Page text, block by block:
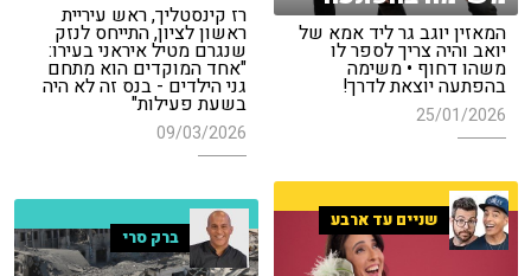
רז קינסטליך, ראש עיריית
ראשון לציון, התייחס לנזק
שנגרם מטיל איראני בעירו:
"אחד המוקדים הוא מתחם
גני הילדים - בנס זה לא היה
בשעת פעילות"
09/03/2026
המאזין יוגב גר ליד אמא של
יואב והיה צריך לספר לו
משהו דחוף • משימה
בהפתעה יוצאת לדרך!
25/01/2026
שניים עד ארבע
ברק סרי